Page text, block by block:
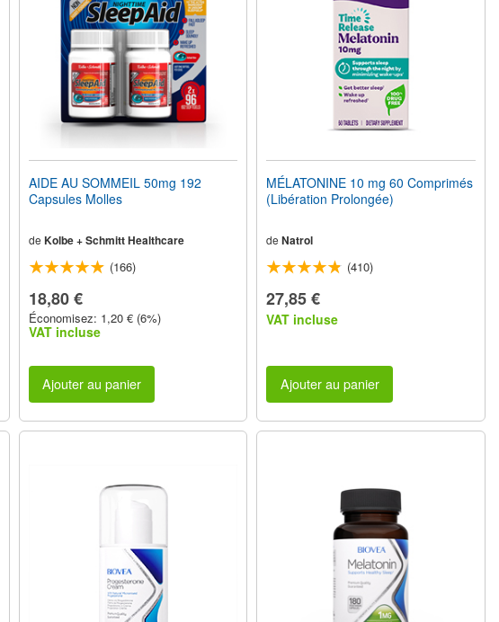
AIDE AU SOMMEIL 50mg 192
Capsules Molles
de Kolbe + Schmitt Healthcare
(166)
18,80 €
Économisez: 1,20 € (6%)
VAT incluse
Ajouter au panier
MÉLATONINE 10 mg 60 Comprimés
(Libération Prolongée)
de Natrol
(410)
27,85 €
VAT incluse
Ajouter au panier